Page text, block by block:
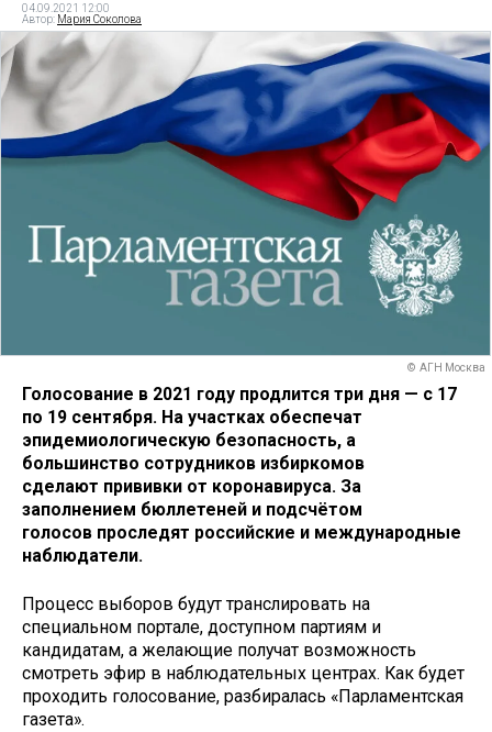
04.09.2021 12:00
Автор: Мария Соколова
© АГН Москва
Голосование в 2021 году продлится три дня — с 17
по 19 сентября. На участках обеспечат
эпидемиологическую безопасность, а
большинство сотрудников избиркомов
сделают прививки от коронавируса. За
заполнением бюллетеней и подсчётом
голосов проследят российские и международные
наблюдатели.
Процесс выборов будут транслировать на
специальном портале, доступном партиям и
кандидатам, а желающие получат возможность
смотреть эфир в наблюдательных центрах. Как будет
проходить голосование, разбиралась «Парламентская
газета».